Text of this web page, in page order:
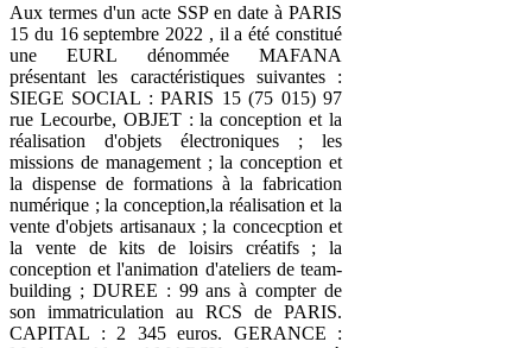
Aux termes d'un acte SSP en date à PARIS
15 du 16 septembre 2022 , il a été constitué
une EURL dénommée MAFANA
présentant les caractéristiques suivantes :
SIEGE SOCIAL : PARIS 15 (75 015) 97
rue Lecourbe, OBJET : la conception et la
réalisation d'objets électroniques ; les
missions de management ; la conception et
la dispense de formations à la fabrication
numérique ; la conception,la réalisation et la
vente d'objets artisanaux ; la concecption et
la vente de kits de loisirs créatifs ; la
conception et l'animation d'ateliers de team-
building ; DUREE : 99 ans à compter de
son immatriculation au RCS de PARIS.
CAPITAL : 2 345 euros. GERANCE :